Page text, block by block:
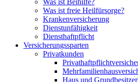
Was ist Beihilfe?
Was ist freie Heilfürsorge?
Krankenversicherung
Dienstunfähigkeit
Diensthaftpflicht
Versicherungssparten
Privatkunden
Haus und